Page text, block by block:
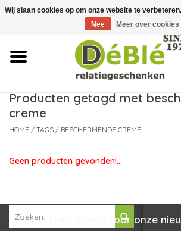
Over ons
Contact
Nieuws
Producten getagd met
creme
HOME / TAGS / BESCHERMENDE CREME
Geen producten gevonden!...
Meld je aan voor onze
Wij slaan cookies op om onze website te
Nee
Meer over cookies